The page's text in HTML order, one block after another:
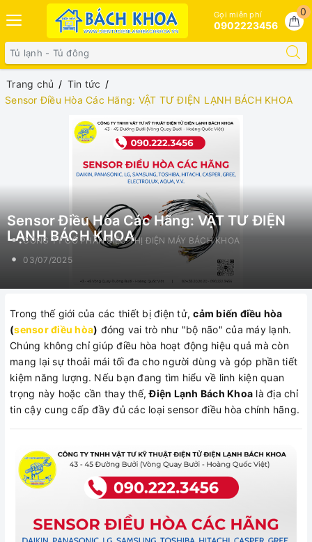
0
Gọi miễn phí
0902223456
Trang chủ
Tin tức
Sensor Điều Hòa Các Hãng: VẬT TƯ ĐIỆN LẠNH BÁCH KHOA
Sensor Điều Hòa Các Hãng: VẬT TƯ ĐIỆN
LẠNH BÁCH KHOA
CÔNG TY CỔ PHẦN SIÊU THỊ ĐIỆN MÁY BÁCH KHOA
03/07/2025
Trong thế giới của các thiết bị điện tử,cảm biến điều hòa
(sensor điều hòa) đóng vai trò như "bộ não" của máy lạnh.
Chúng không chỉ giúp điều hòa hoạt động hiệu quả mà còn
mang lại sự thoải mái tối đa cho người dùng và góp phần tiết
kiệm năng lượng. Nếu bạn đang tìm hiểu về linh kiện quan
trọng này hoặc cần thay thế,Điện Lạnh Bách Khoa là địa chỉ
tin cậy cung cấp đầy đủ các loại sensor điều hòa chính hãng.